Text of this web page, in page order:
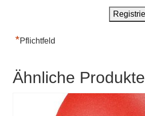
*Pflichtfeld
Ähnliche Produkte